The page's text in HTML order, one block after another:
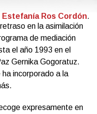
Estefanía Ros Cordón.
en la asimilación
de mediación
el año 1993 en el
Gernika Gogoratuz.
incorporado a la
expresamente en